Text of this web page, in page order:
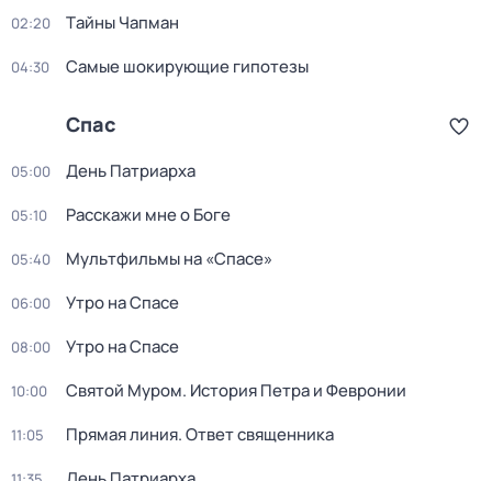
02:20 Тaйны Чапман
04:30 Самые шoкиpующие гипотезы
Спас
05:00 День Патриарха
05:10 Расскажи мне о Боге
05:40 Мультфильмы на «Спасе»
06:00 Утро на Спасе
08:00 Утро на Спасе
10:00 Святой Муром. История Петра и Февронии
11:05 Прямая линия. Ответ священника